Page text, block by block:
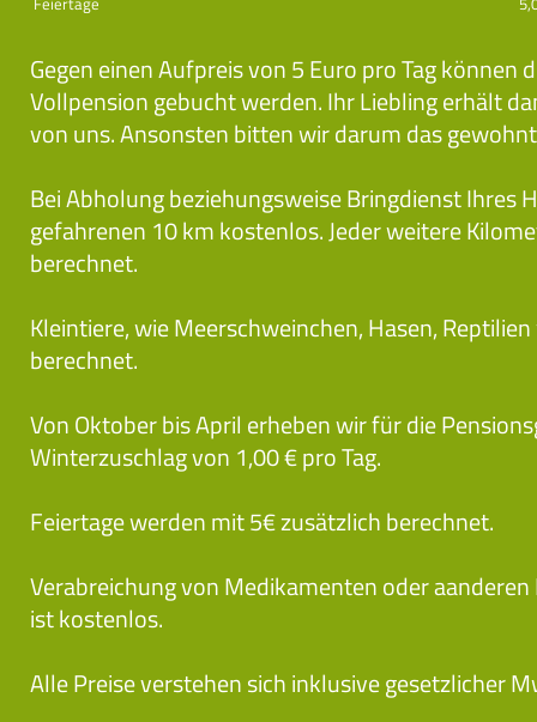
Gegen einen Aufpreis von 5 Euro pro Tag können
Vollpension gebucht werden. Ihr Liebling erhält
von uns. Ansonsten bitten wir darum das
Bei Abholung beziehungsweise Bringdienst Ihres
gefahrenen 10 km kostenlos. Jeder weitere
berechnet.
Kleintiere, wie Meerschweinchen, Hasen,
berechnet.
Von Oktober bis April erheben wir für die
Winterzuschlag von 1,00 € pro Tag.
Feiertage werden mit 5€ zusätzlich berechnet.
Verabreichung von Medikamenten oder
ist kostenlos.
Alle Preise verstehen sich inklusive gesetzlicher